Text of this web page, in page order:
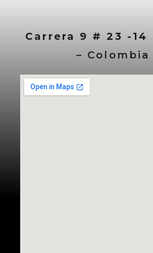
Carrera 9 # 23 -14
– Colombia